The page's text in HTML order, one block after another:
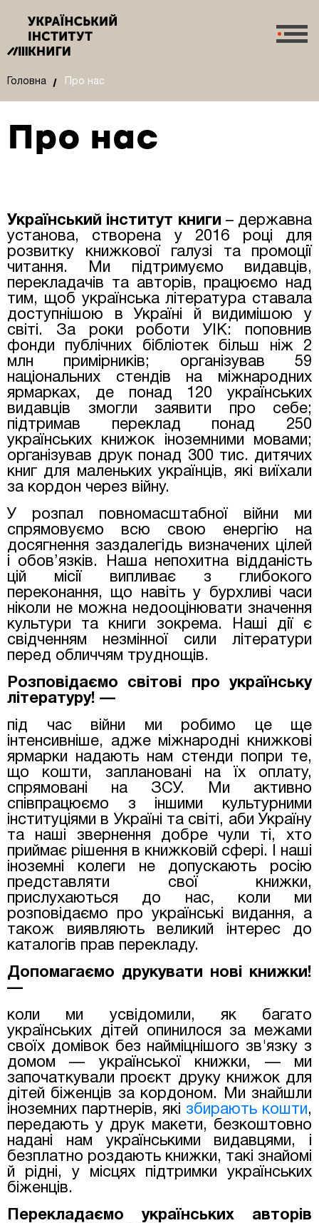
Головна Про нас
Про нас
Український інститут книги – державна
установа, створена у 2016 році для
розвитку книжкової галузі та промоції
читання. Ми підтримуємо видавців,
перекладачів та авторів, працюємо над
тим, щоб українська література ставала
доступнішою в Україні й видимішою у
світі. За роки роботи УІК: поповнив
фонди публічних бібліотек більш ніж 2
млн примірників; організував 59
національних стендів на міжнародних
ярмарках, де понад 120 українських
видавців змогли заявити про себе;
підтримав переклад понад 250
українських книжок іноземними мовами;
організував друк понад 300 тис. дитячих
книг для маленьких українців, які виїхали
за кордон через війну.
У розпал повномасштабної війни ми
спрямовуємо всю свою енергію на
досягнення заздалегідь визначених цілей
і обов’язків. Наша непохитна відданість
цій місії випливає з глибокого
переконання, що навіть у бурхливі часи
ніколи не можна недооцінювати значення
культури та книги зокрема. Наші дії є
свідченням незмінної сили літератури
перед обличчям труднощів.
Розповідаємо світові про українську
літературу! —
під час війни ми робимо це ще
інтенсивніше, адже міжнародні книжкові
ярмарки надають нам стенди попри те,
що кошти, заплановані на їх оплату,
спрямовані на ЗСУ. Ми активно
співпрацюємо з іншими культурними
інституціями в Україні та світі, аби Україну
та наші звернення добре чули ті, хто
приймає рішення в книжковій сфері. І наші
іноземні колеги не допускають росію
представляти свої книжки,
прислухаються до нас, коли ми
розповідаємо про українські видання, а
також виявляють великий інтерес до
каталогів прав перекладу.
Допомагаємо друкувати нові книжки!
—
коли ми усвідомили, як багато
українських дітей опинилося за межами
своїх домівок без найміцнішого зв'язку з
домом — української книжки, — ми
започаткували проєкт друку книжок для
дітей біженців за кордоном. Ми знайшли
іноземних партнерів, які збирають кошти,
передають у друк макети, безкоштовно
надані нам українськими видавцями, і
безплатно роздають книжки, такі знайомі
й рідні, у місцях підтримки українських
біженців.
Перекладаємо українських авторів